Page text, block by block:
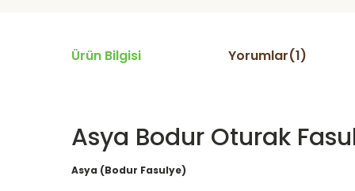
Ürün Bilgisi Yorumlar(1)
Asya Bodur Oturak
Asya (Bodur Fasulye)